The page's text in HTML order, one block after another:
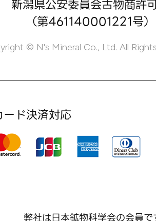
新潟県公安委員会古物商許
（第461140001221号）
© N's Mineral Co., Ltd. All
ド決済対応
弊社は日本鉱物科学会の会員で